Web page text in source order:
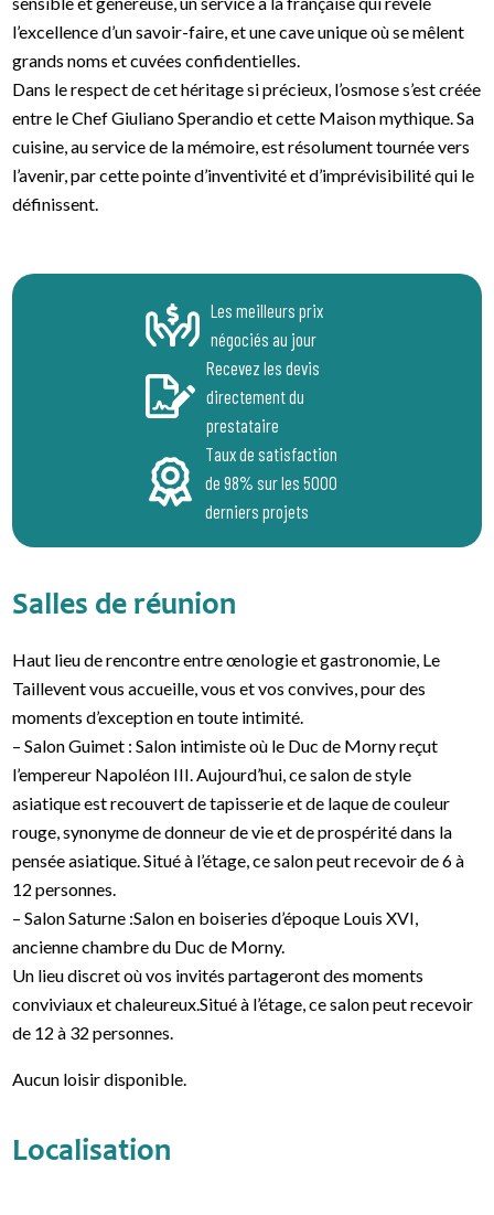
l’excellence d’un savoir-faire, et une cave unique où se mêlent
grands noms et cuvées confidentielles.
Dans le respect de cet héritage si précieux, l’osmose s’est créée
entre le Chef Giuliano Sperandio et cette Maison mythique. Sa
cuisine, au service de la mémoire, est résolument tournée vers
l’avenir, par cette pointe d’inventivité et d’imprévisibilité qui le
définissent.
Les meilleurs prix
négociés au jour
Recevez les devis
directement du
prestataire
Taux de satisfaction
de 98% sur les 5000
derniers projets
Salles de réunion
Haut lieu de rencontre entre œnologie et gastronomie, Le
Taillevent vous accueille, vous et vos convives, pour des
moments d’exception en toute intimité.
– Salon Guimet : Salon intimiste où le Duc de Morny reçut
l’empereur Napoléon III. Aujourd’hui, ce salon de style
asiatique est recouvert de tapisserie et de laque de couleur
rouge, synonyme de donneur de vie et de prospérité dans la
pensée asiatique. Situé à l’étage, ce salon peut recevoir de 6 à
12 personnes.
– Salon Saturne :Salon en boiseries d’époque Louis XVI,
ancienne chambre du Duc de Morny.
Un lieu discret où vos invités partageront des moments
conviviaux et chaleureux.Situé à l’étage, ce salon peut recevoir
de 12 à 32 personnes.
Aucun loisir disponible.
Localisation